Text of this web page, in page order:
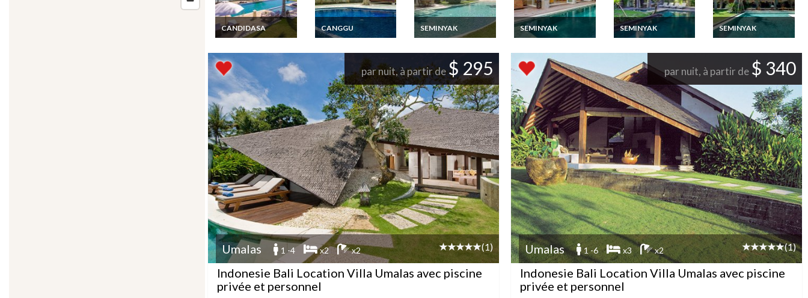
CANDIDASA
Indonésie Bali
Candidasa en bord de
mer Piscine Privée
Personnel & Chef
CANGGU
Location Villa Canggu
privée et personnel
SEMINYAK
Indonesie Bali
Seminyak avec
piscine privée et à
300m de la plage et
personnel
SEMINYAK
Location villa Bali
privée au bord de la
mer avec personnel
SEMINYAK
Location villa Bali
mer personnel inclus
SEMINYAK
Location villa Bali
privée proche de la
plage avec personnel
par nuit, à partir de$ 295
Umalas 1 -4 x2 x2 (1)
Indonesie Bali Location Villa Umalas avec piscine
privée et personnel
par nuit, à partir de $ 340
Umalas 1 -6 x3 x2 (1)
Indonesie Bali Location Villa Umalas avec piscine
privée et personnel